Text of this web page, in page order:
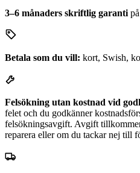
3–6 månaders skriftlig garanti
Betala som du vill: kort, Swish,
Felsökning utan kostnad vid
felet och du godkänner
felsökningsavgift. Avgift
reparera eller om du tackar nej till